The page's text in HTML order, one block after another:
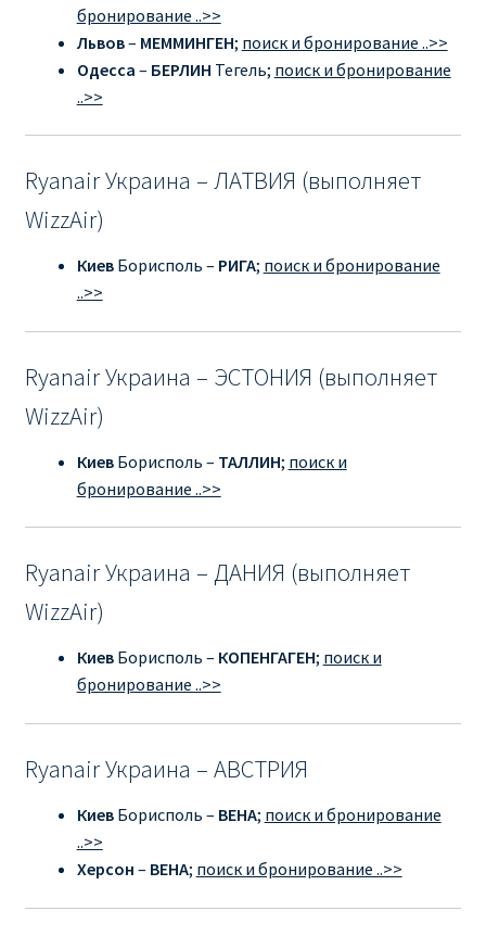
бронирование ..>>
Львов– МЕММИНГЕН; поиск и бронирование ..>>
Одесса – БЕРЛИН Тегель; поиск и бронирование
..>>
Ryanair Украина – ЛАТВИЯ (выполняет
WizzAir)
КиевБорисполь – РИГА; поиск и бронирование
..>>
Ryanair Украина – ЭСТОНИЯ (выполняет
WizzAir)
КиевБорисполь – ТАЛЛИН; поиск и
бронирование ..>>
Ryanair Украина – ДАНИЯ (выполняет
WizzAir)
КиевБорисполь – КОПЕНГАГЕН; поиск и
бронирование ..>>
Ryanair Украина – АВСТРИЯ
КиевБорисполь – ВЕНА; поиск и бронирование
..>>
Херсон – ВЕНА; поиск и бронирование ..>>